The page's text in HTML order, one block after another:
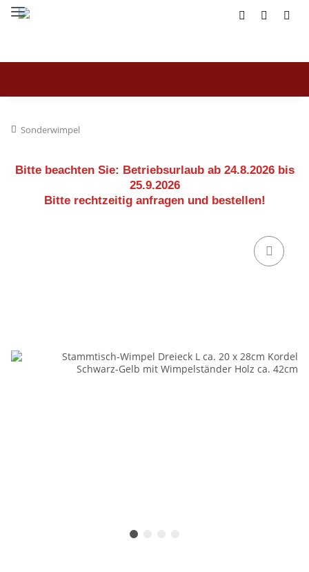
Sonderwimpel
Bitte beachten Sie: Betriebsurlaub ab 24.8.2026 bis
25.9.2026
Bitte rechtzeitig anfragen und bestellen!